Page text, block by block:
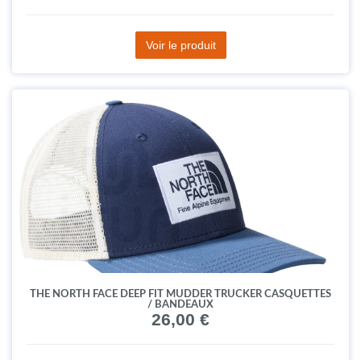
Voir le produit
THE NORTH FACE DEEP FIT MUDDER TRUCKER CASQUETTES
/ BANDEAUX
26,00 €